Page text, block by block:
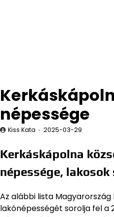
népessége
Kiss Kata 2025-03-29
Kerkáskápolna
népessége, lakosok
Az alábbi lista
lakónépességét sorolja fel a